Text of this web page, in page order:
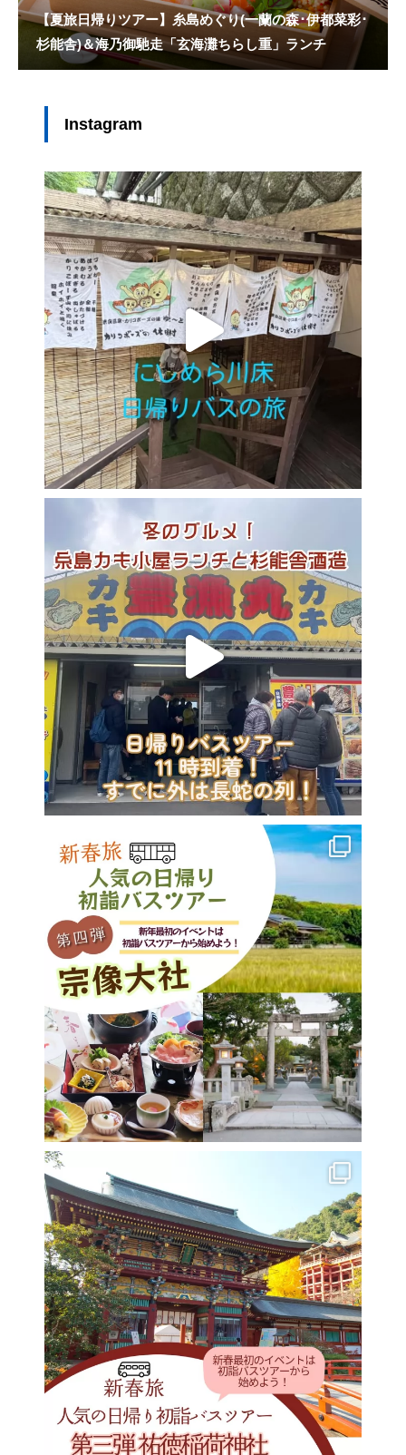
【夏旅日帰りツアー】糸島めぐり(一蘭の森･伊都菜彩･
杉能舎)＆海乃御馳走「玄海灘ちらし重」ランチ
Instagram